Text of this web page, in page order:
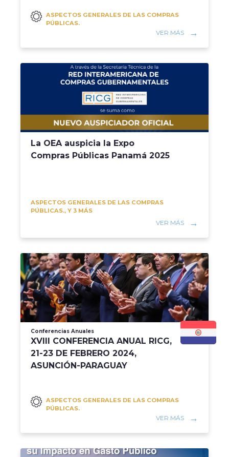
ASPECTOS GENERALES DE LAS COMPRAS
PÚBLICAS.
VER MÁS
La OEA auspicia la Expo
Compras Públicas Panamá 2025
ASPECTOS GENERALES DE LAS COMPRAS
PÚBLICAS., Y 3 MÁS
VER MÁS
Conferencias Anuales
XVIII CONFERENCIA ANUAL RICG,
21-23 DE FEBRERO 2024,
ASUNCIÓN-PARAGUAY
ASPECTOS GENERALES DE LAS COMPRAS
PÚBLICAS.
VER MÁS